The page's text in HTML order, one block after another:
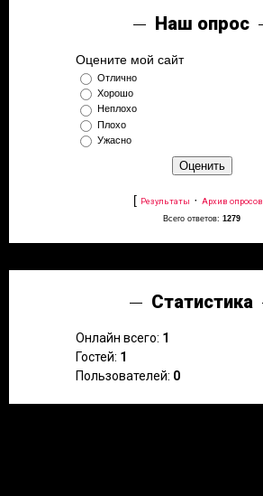
Наш опрос
Оцените мой сайт
Отлично
Хорошо
Неплохо
Плохо
Ужасно
[ Результаты · Архив опросов
Всего ответов: 1279
Статистика
Онлайн всего: 1
Гостей: 1
Пользователей: 0